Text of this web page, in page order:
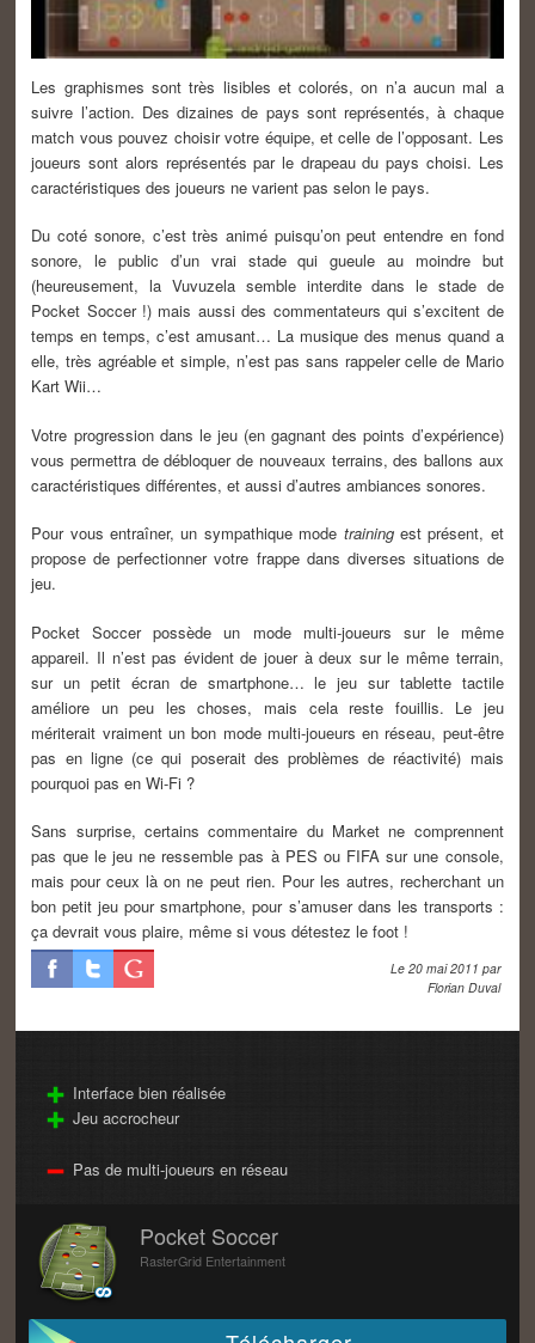
Les graphismes sont très lisibles et colorés, on n’a aucun mal a
suivre l’action. Des dizaines de pays sont représentés, à chaque
match vous pouvez choisir votre équipe, et celle de l’opposant. Les
joueurs sont alors représentés par le drapeau du pays choisi. Les
caractéristiques des joueurs ne varient pas selon le pays.
Du coté sonore, c’est très animé puisqu’on peut entendre en fond
sonore, le public d’un vrai stade qui gueule au moindre but
(heureusement, la Vuvuzela semble interdite dans le stade de
Pocket Soccer !) mais aussi des commentateurs qui s’excitent de
temps en temps, c’est amusant… La musique des menus quand a
elle, très agréable et simple, n’est pas sans rappeler celle de Mario
Kart Wii…
Votre progression dans le jeu (en gagnant des points d’expérience)
vous permettra de débloquer de nouveaux terrains, des ballons aux
caractéristiques différentes, et aussi d’autres ambiances sonores.
Pour vous entraîner, un sympathique mode trainingest présent, et
propose de perfectionner votre frappe dans diverses situations de
jeu.
Pocket Soccer possède un mode multi-joueurs sur le même
appareil. Il n’est pas évident de jouer à deux sur le même terrain,
sur un petit écran de smartphone… le jeu sur tablette tactile
améliore un peu les choses, mais cela reste fouillis. Le jeu
mériterait vraiment un bon mode multi-joueurs en réseau, peut-être
pas en ligne (ce qui poserait des problèmes de réactivité) mais
pourquoi pas en Wi-Fi ?
Sans surprise, certains commentaire du Market ne comprennent
pas que le jeu ne ressemble pas à PES ou FIFA sur une console,
mais pour ceux là on ne peut rien. Pour les autres, recherchant un
bon petit jeu pour smartphone, pour s’amuser dans les transports :
ça devrait vous plaire, même si vous détestez le foot !
Le 20 mai 2011 par
Florian Duval
Interface bien réalisée
Jeu accrocheur
Pas de multi-joueurs en réseau
Pocket Soccer
RasterGrid Entertainment